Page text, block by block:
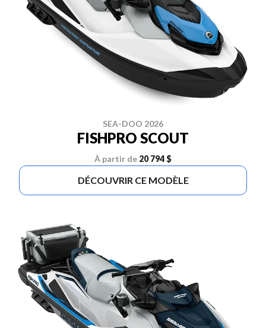
SEA-DOO 2026
FISHPRO SCOUT
À partir de 20 794 $
DÉCOUVRIR CE MODÈLE